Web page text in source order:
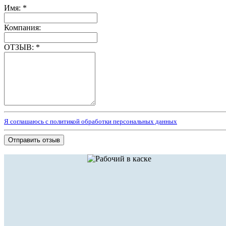
Имя: *
Компания:
ОТЗЫВ: *
Я соглашаюсь с политикой обработки персональных данных
Отправить отзыв